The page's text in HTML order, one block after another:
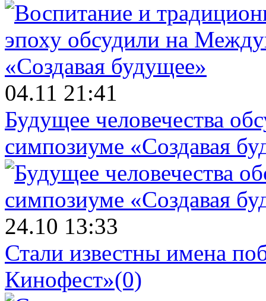
04.11 21:41
Будущее человечества
симпозиуме «Создавая
24.10 13:33
Стали известны имена
Кинофест»(0)